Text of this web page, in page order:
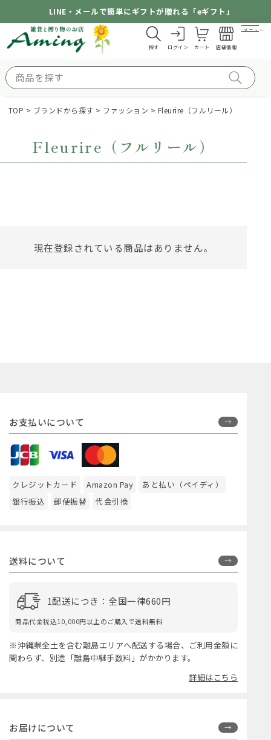
LINE・メールで簡単にギフトが贈れる「eギフト」
探す ログイン カート 店舗情報
メニュー
TOP ブランドから探す ファッション Fleurire（フルリール）
Fleurire（フルリール）
現在登録されている商品はありません。
お支払いについて
クレジットカード Amazon Pay
あと払い（ペイディ）
銀行振込
郵便振替 代金引換
送料について
1配送につき：全国一律660円
商品代金税込10,000円以上のご購入で送料無料
※沖縄県全土を含む離島エリアへ配送する場合、ご利用金額に
関わらず、別途「離島中継手数料」がかかります。
詳細はこちら
お届けについて